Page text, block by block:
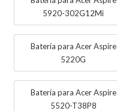
5920-302G12Mi
Batería para Acer Aspire
5220G
Batería para Acer Aspire
5520-T38P8